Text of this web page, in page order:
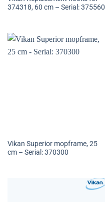
374318, 60 cm – Serial: 375560
Vikan Superior mopframe, 25
cm – Serial: 370300